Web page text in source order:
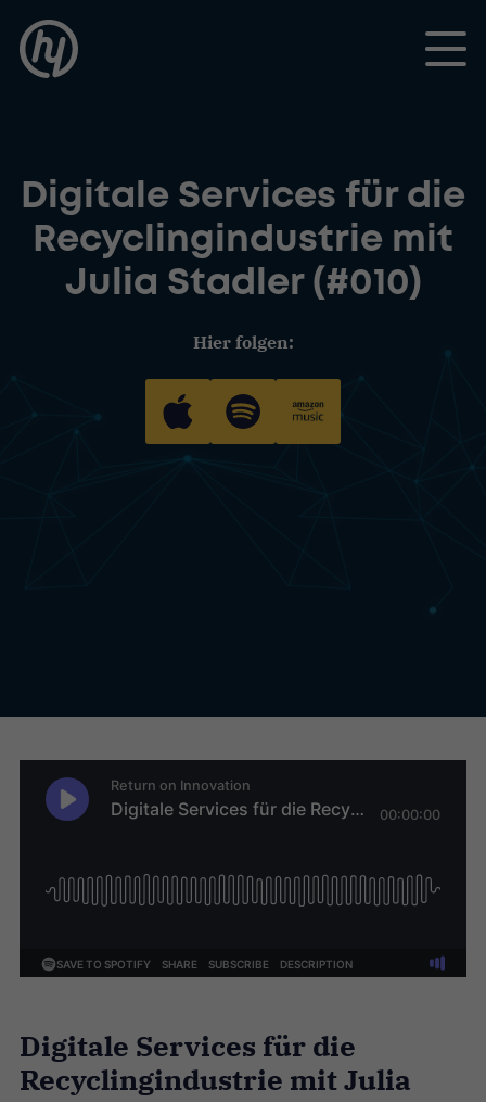
Toggle
Digitale Services für die
Recyclingindustrie mit
Julia Stadler (#010)
Hier folgen:
Digitale Services für die
Recyclingindustrie mit Julia